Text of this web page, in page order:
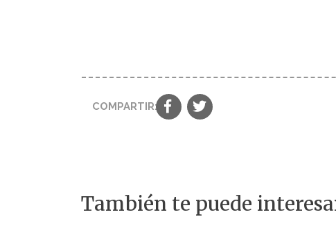
COMPARTIR:
También te puede